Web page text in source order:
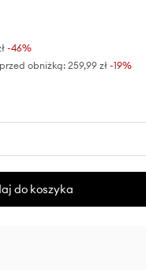
-46%
obniżką: 259,99 zł -19%
do koszyka